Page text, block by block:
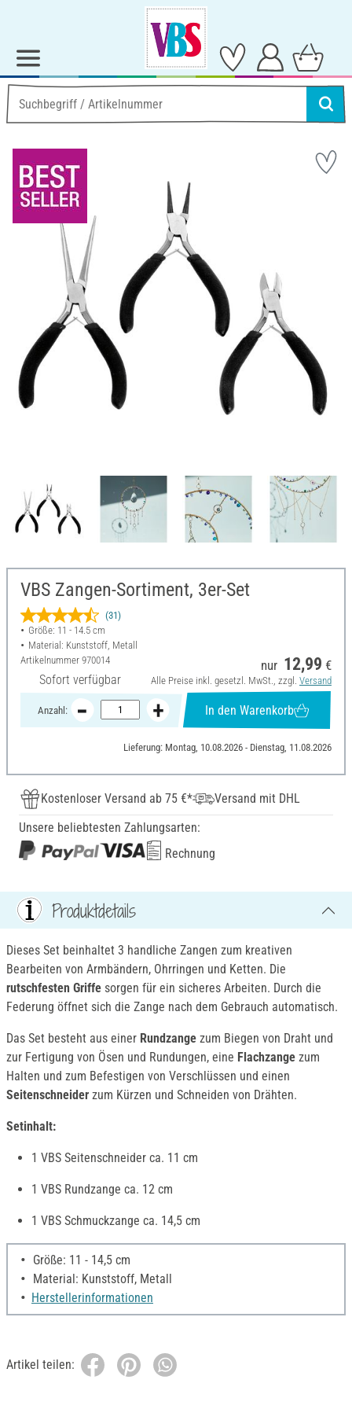
VBS Zangen-Sortiment, 3er-Set
(31)
Größe: 11 - 14.5 cm
Material: Kunststoff, Metall
Artikelnummer 970014
Sofort verfügbar
nur 12,99 €
Alle Preise inkl. gesetzl. MwSt., zzgl. Versand
Anzahl: In den Warenkorb
Lieferung: Montag, 10.08.2026 - Dienstag, 11.08.2026
Kostenloser Versand ab 75 €*
Versand mit DHL
Unsere beliebtesten Zahlungsarten:
Rechnung
Produktdetails
Dieses Set beinhaltet 3 handliche Zangen zum kreativen
Bearbeiten von Armbändern, Ohrringen und Ketten. Die
rutschfesten Griffe sorgen für ein sicheres Arbeiten. Durch die
Federung öffnet sich die Zange nach dem Gebrauch automatisch.
Das Set besteht aus einer Rundzange zum Biegen von Draht und
zur Fertigung von Ösen und Rundungen, eine Flachzange zum
Halten und zum Befestigen von Verschlüssen und einen
Seitenschneider zum Kürzen und Schneiden von Drähten.
Setinhalt:
1 VBS Seitenschneider ca. 11 cm
1 VBS Rundzange ca. 12 cm
1 VBS Schmuckzange ca. 14,5 cm
Größe: 11 - 14,5 cm
Material: Kunststoff, Metall
Herstellerinformationen
Artikel teilen: